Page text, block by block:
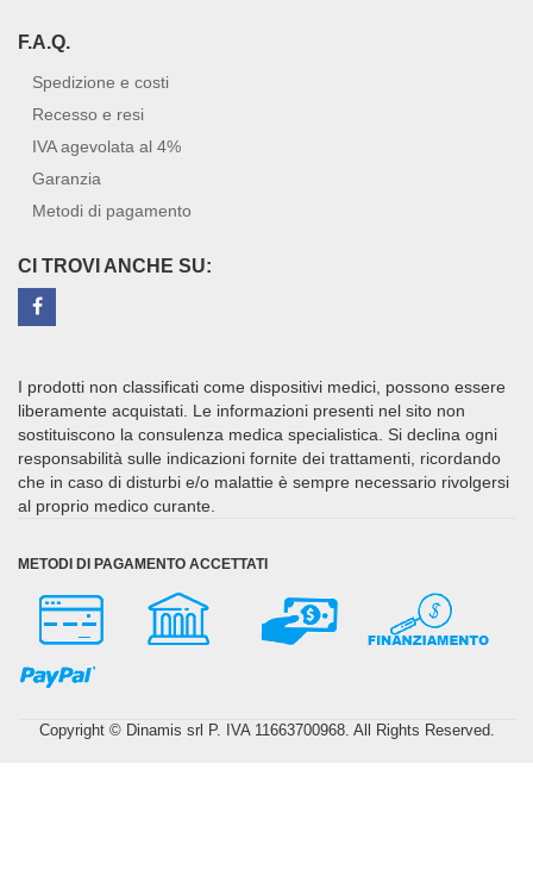
F.A.Q.
Spedizione e costi
Recesso e resi
IVA agevolata al 4%
Garanzia
Metodi di pagamento
CI TROVI ANCHE SU:
I prodotti non classificati come dispositivi medici, possono essere
liberamente acquistati. Le informazioni presenti nel sito non
sostituiscono la consulenza medica specialistica. Si declina ogni
responsabilità sulle indicazioni fornite dei trattamenti, ricordando
che in caso di disturbi e/o malattie è sempre necessario rivolgersi
al proprio medico curante.
METODI DI PAGAMENTO ACCETTATI
Copyright © Dinamis srl P. IVA 11663700968. All Rights Reserved.